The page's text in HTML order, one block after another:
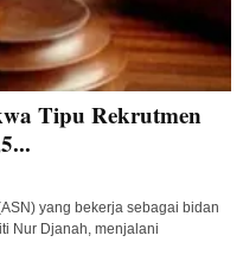
Tipu Rekrutmen
yang bekerja sebagai bidan
Nur Djanah, menjalani